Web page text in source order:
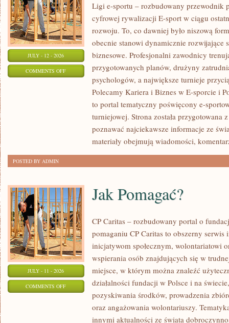
JULY - 12 - 2026
COMMENTS OFFON
LIGIESPORTU
Ligi e-sportu – rozbudowany przewodnik
cyfrowej rywalizacji E-sport w ciągu
rozwoju. To, co dawniej było niszową
obecnie stanowi dynamicznie rozwijające
biznesowe. Profesjonalni zawodnicy
przygotowanych planów, drużyny
psychologów, a największe turnieje
Polecamy Kariera i Biznes w E-sporcie i
to portal tematyczny poświęcony e-
turniejowej. Strona została przygotowana
poznawać najciekawsze informacje ze
materiały obejmują wiadomości,
POSTED BY ADMIN
JULY - 11 - 2026
COMMENTS OFFON
POMAGAĆ?
Jak Pomagać?
CP Caritas – rozbudowany portal o
pomaganiu CP Caritas to obszerny
inicjatywom społecznym, wolontariatowi
wspierania osób znajdujących się w
miejsce, w którym można znaleźć
działalności fundacji w Polsce i na
pozyskiwania środków, prowadzenia
oraz angażowania wolontariuszy.
innymi aktualności ze świata